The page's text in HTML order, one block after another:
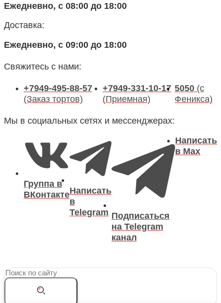
Ежедневно, с 08:00 до 18:00
Доставка:
Ежедневно, с 09:00 до 18:00
Свяжитесь с нами:
+7949-495-88-57
(Заказ тортов)
+7949-331-10-17
(Приемная)
5050 (с
Феникса)
Мы в социальных сетях и мессенджерах:
Группа в
ВКонтактеНаписать
в
Telegram Подписаться
на Telegram
канал
Написать
в Max
Search
...